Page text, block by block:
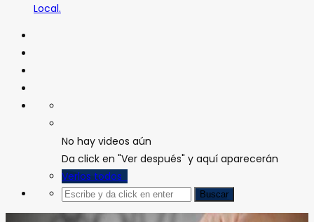
Local.
No hay videos aún
Da click en "Ver después" y aquí aparecerán
Verlos todos